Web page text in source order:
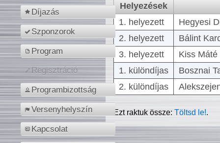
Díjazás
Szponzorok
Program
Regisztráció
Programbizottság
Versenyhelyszín
Kapcsolat
Helyezések
1. helyezett
Hegyesi
2. helyezett
Bálint
3. helyezett
Kiss
1. különdíjas
Bosznai
2. különdíjas
Ezt raktuk össze:Töltsd le!.